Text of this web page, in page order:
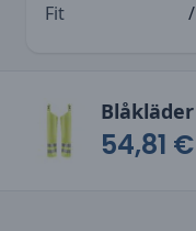
Fit
/
54,81 €